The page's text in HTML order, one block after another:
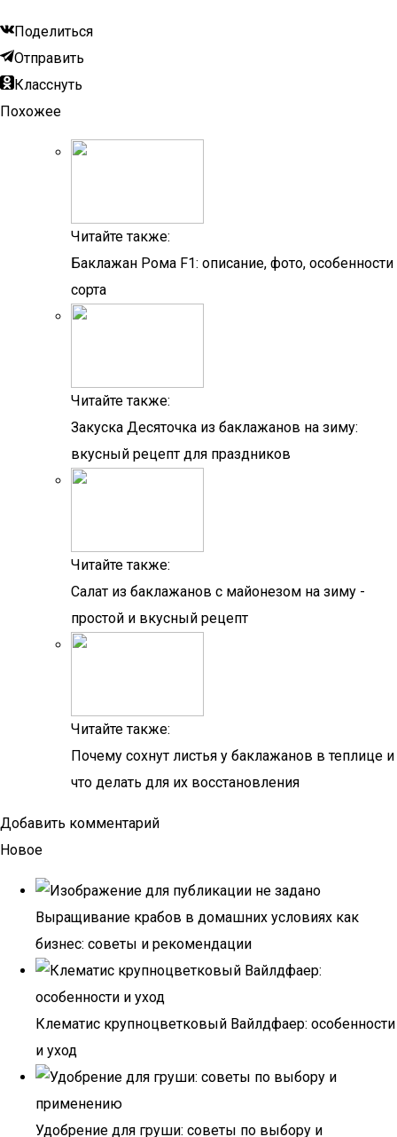
Поделиться
Отправить
Класснуть
Похожее
Читайте также:
Баклажан Рома F1: описание, фото, особенности
сорта
Читайте также:
Закуска Десяточка из баклажанов на зиму:
вкусный рецепт для праздников
Читайте также:
Салат из баклажанов с майонезом на зиму -
простой и вкусный рецепт
Читайте также:
Почему сохнут листья у баклажанов в теплице и
что делать для их восстановления
Добавить комментарий
Новое
Выращивание крабов в домашних условиях как
бизнес: советы и рекомендации
Клематис крупноцветковый Вайлдфаер: особенности
и уход
Удобрение для груши: советы по выбору и